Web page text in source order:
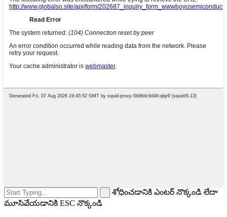
శోధించడానికి ఎంటర్ నొక్కండి లేదా
మూసివేయడానికి ESC నొక్కండి